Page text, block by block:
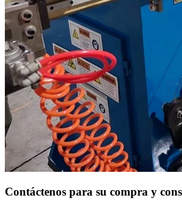
Contáctenos para su compra y